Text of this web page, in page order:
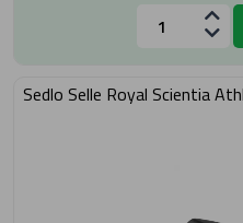
Sedlo Selle Royal Scientia